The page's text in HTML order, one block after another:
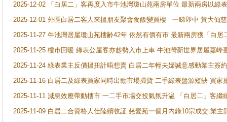
2025-12-02 「白居二」客再度入市牛池灣瓊山苑兩房單位 最新兩房以綠
2025-12-01 外區白居二客人來搵朋友聚會食飯變買樓 一睇即中 黃大仙
2025-11-27 牛池灣居屋瓊山苑樓齢42年 依然有價有市 最新兩房獲「白居
2025-11-25 樓市回暖 綠表公屋客亦趁勢入市上車 牛池灣新世界居屋嘉峰
2025-11-24 綠表業主反價搵扭計唔想賣 白居二年輕夫婦誠意感動業主簽
2025-11-16 白居二及綠表買家同時出動市場掃貨 二手綠表盤源短缺 買
2025-11-11 減息效應帶動樓市 一二手市場交投氣氛升温 「白居二」客
2025-11-09 白居二合資格人仕陸續收証 慈愛苑一個月內錄10宗成交 業